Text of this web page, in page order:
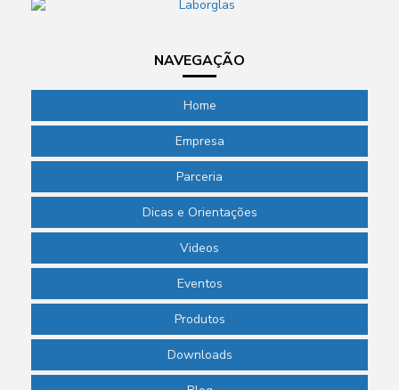
NAVEGAÇÃO
Home
Empresa
Parceria
Dicas e Orientações
Videos
Eventos
Produtos
Downloads